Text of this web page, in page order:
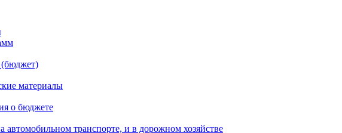
материалы
о бюджете
транспорте, и в дорожном хозяйстве